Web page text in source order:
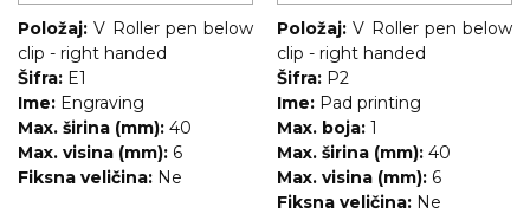
Položaj: V Roller pen below
clip - right handed
Šifra: E1
Ime: Engraving
Max. širina (mm): 40
Max. visina (mm): 6
Fiksna veličina: Ne
Položaj: V Roller pen below
clip - right handed
Šifra: P2
Ime: Pad printing
Max. boja: 1
Max. širina (mm): 40
Max. visina (mm): 6
Fiksna veličina: Ne